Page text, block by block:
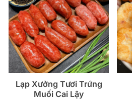
Lạp Xưởng Tươi Trứng
Muối Cai Lậy